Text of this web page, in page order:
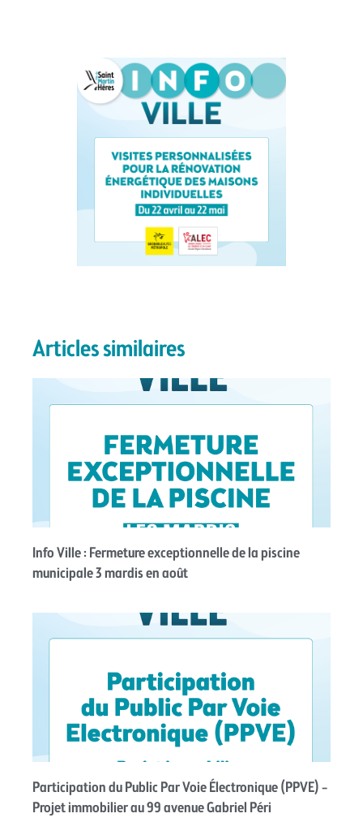
Articles similaires
Info Ville : Fermeture exceptionnelle de la piscine
municipale 3 mardis en août
Participation du Public Par Voie Électronique (PPVE) –
Projet immobilier au 99 avenue Gabriel Péri